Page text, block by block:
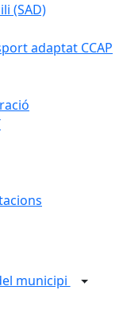
(SAD)
adaptat CCAP
municipi